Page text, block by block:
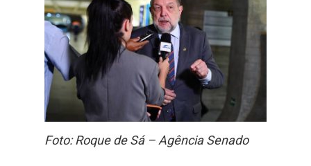
Foto: Roque de Sá – Agência Senado